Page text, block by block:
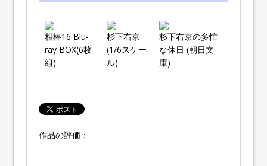
相棒16 Blu-
ray BOX(6枚
組)
杉下右京
(1/6スケー
ル)
杉下右京の多忙
な休日 (朝日文
庫)
作品の評価：